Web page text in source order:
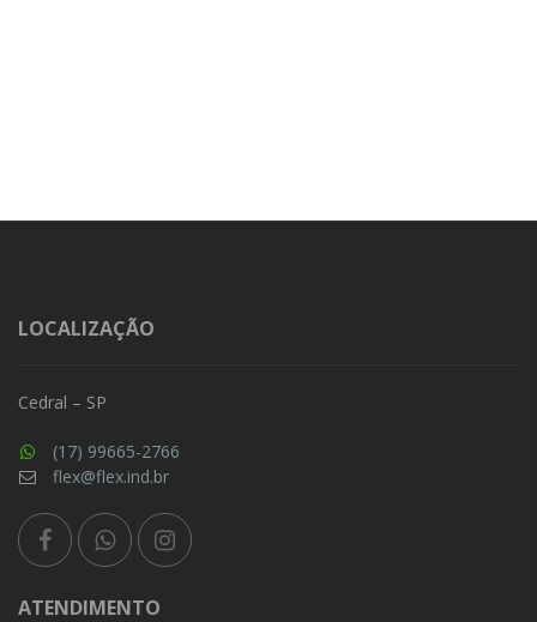
LOCALIZAÇÃO
Cedral – SP
(17) 99665-2766
flex@flex.ind.br
ATENDIMENTO